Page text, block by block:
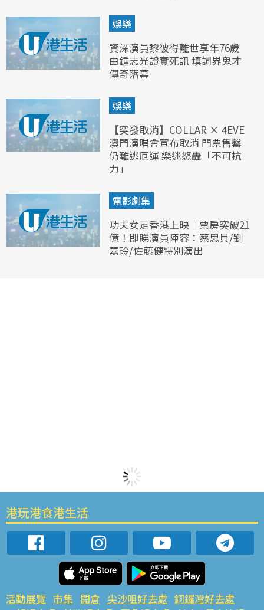
娛樂
資深演員黎彼得離世享年76歲
由鍾志光證實死訊 填詞界鬼才
傳奇落幕
娛樂
【突發取消】COLLAR × 4EVE
澳門演唱會宣布取消 門票售罄
仍難逃厄運 樂迷怒轟「不可抗
力」
電影劇集
功夫女足香港上映｜票房突破21
億！即睇演員陣容：蔡思貝/劉
嘉玲/佐藤健特別演出
港玩港食港生活
活動展覽 市集 開倉 尖沙咀好去處 銅鑼灣好去處